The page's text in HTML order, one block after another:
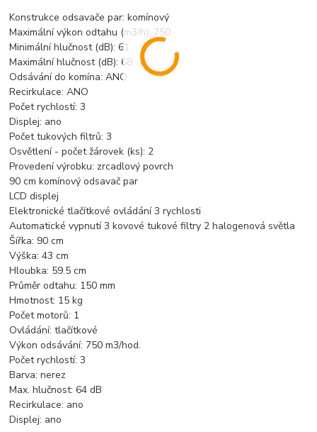
Konstrukce odsavače par: komínový
Maximální výkon odtahu (m3/h): 750
Minimální hlučnost (dB): 61
Maximální hlučnost (dB): 68
Odsávání do komína: ANO
Recirkulace: ANO
Počet rychlostí: 3
Displej: ano
Počet tukových filtrů: 3
Osvětlení - počet žárovek (ks): 2
Provedení výrobku: zrcadlový povrch
90 cm komínový odsavač par
LCD displej
Elektronické tlačítkové ovládání 3 rychlosti
Automatické vypnutí 3 kovové tukové filtry 2 halogenová světla
Šířka: 90 cm
Výška: 43 cm
Hloubka: 59.5 cm
Průměr odtahu: 150 mm
Hmotnost: 15 kg
Počet motorů: 1
Ovládání: tlačítkové
Výkon odsávání: 750 m3/hod.
Počet rychlostí: 3
Barva: nerez
Max. hlučnost: 64 dB
Recirkulace: ano
Displej: ano